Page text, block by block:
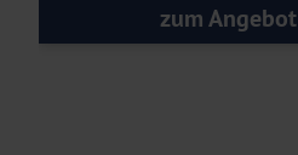
zum Angebot